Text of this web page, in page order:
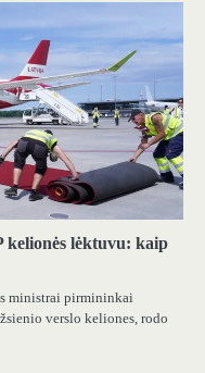
lėktuvu: kaip
ministrai pirmininkai
verslo keliones, rodo